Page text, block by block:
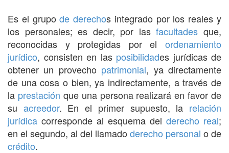
Es el grupode derechos integrado por los reales y
los personales; es decir, por lasfacultades que,
reconocidas y protegidas por el ordenamiento
jurídico, consisten en las posibilidades jurídicas de
obtener un provecho patrimonial, ya directamente
de una cosa o bien, ya indirectamente, a través de
la prestación que una persona realizará en favor de
su acreedor. En el primer supuesto, la relación
jurídica corresponde al esquema del derecho real;
en el segundo, al del llamado derecho personal o de
crédito.